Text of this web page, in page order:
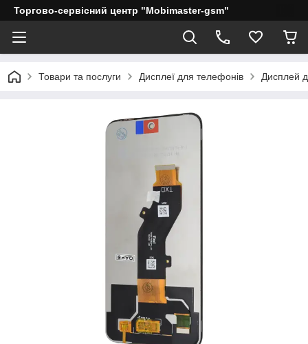
Торгово-сервісний центр "Mobimaster-gsm"
Товари та послуги Дисплеї для телефонів Дисплей